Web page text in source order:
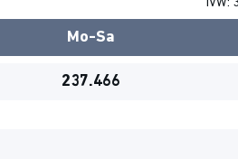
IVW:
Mo-Sa
237.466